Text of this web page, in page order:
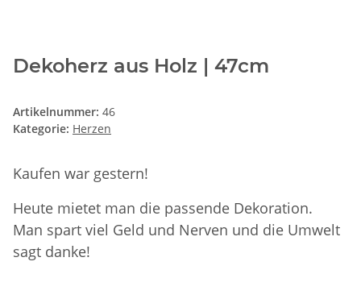
Dekoherz aus Holz | 47cm
Artikelnummer: 46
Kategorie: Herzen
Kaufen war gestern!
Heute mietet man die passende Dekoration.
Man spart viel Geld und Nerven und die Umwelt
sagt danke!